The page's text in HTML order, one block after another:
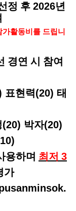
정 후 2026년
활동비를 드립니
경연 시 참여
표현력(20) 태
(20) 박자(20)
용하며 최저 3
가